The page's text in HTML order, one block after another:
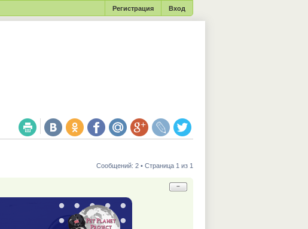
Вход
Регистрация
Сообщений: 2 • Страница 1 из 1
−